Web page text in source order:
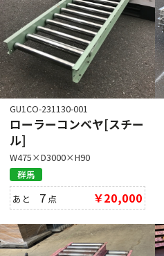
GU1CO-231130-001
ローラーコンベヤ[スチー
ル]
W475×D3000×H90
群馬
あと 7 点 ￥20,000